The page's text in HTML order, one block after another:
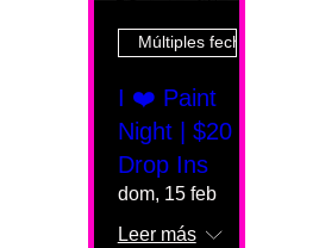
Múltiples fechas
I ❤️ Paint
Night | $20
Drop Ins
dom, 15 feb
Leer más